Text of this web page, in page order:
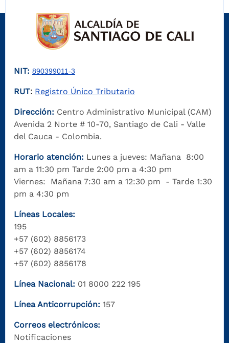
NIT: 890399011-3
RUT: Registro Único Tributario
Dirección: Centro Administrativo Municipal (CAM)
Avenida 2 Norte # 10-70, Santiago de Cali - Valle
del Cauca - Colombia.
Horario atención: Lunes a jueves: Mañana 8:00
am a 11:30 pm Tarde 2:00 pm a 4:30 pm
Viernes: Mañana 7:30 am a 12:30 pm - Tarde 1:30
pm a 4:30 pm
Líneas Locales:
195
+57 (602) 8856173
+57 (602) 8856174
+57 (602) 8856178
Línea Nacional: 01 8000 222 195
Línea Anticorrupción: 157
Correos electrónicos:
Notificaciones